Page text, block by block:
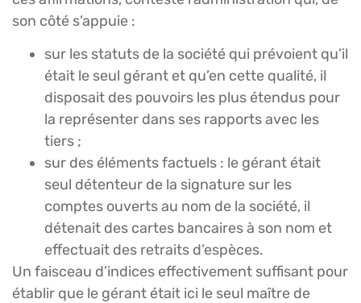
son côté s’appuie :
sur les statuts de la société qui prévoient qu’il
était le seul gérant et qu’en cette qualité, il
disposait des pouvoirs les plus étendus pour
la représenter dans ses rapports avec les
tiers ;
sur des éléments factuels : le gérant était
seul détenteur de la signature sur les
comptes ouverts au nom de la société, il
détenait des cartes bancaires à son nom et
effectuait des retraits d’espèces.
Un faisceau d’indices effectivement suffisant pour
établir que le gérant était ici le seul maître de